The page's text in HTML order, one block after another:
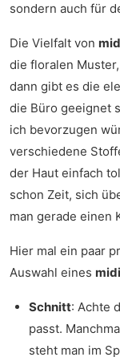
sondern auch für
Die Vielfalt von
die floralen
dann gibt es die
die Büro geeignet
ich bevorzugen
verschiedene
der Haut einfach
schon Zeit, sich
man gerade einen
Hier mal ein paar
Auswahl eines
Schnitt: Achte
passt.
steht man im